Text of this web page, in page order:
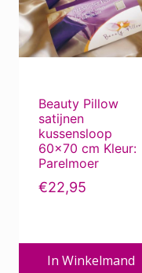
Beauty Pillow
satijnen
kussensloop
60×70 cm Kleur:
Parelmoer
€22,95
In Winkelmand